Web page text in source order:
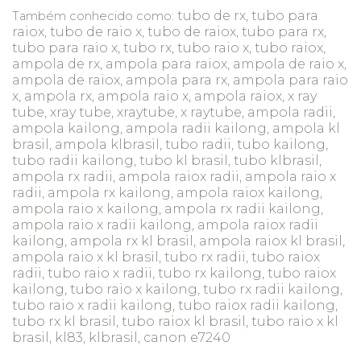
Também conhecido como: tubo de rx, tubo para
raiox, tubo de raio x, tubo de raiox, tubo para rx,
tubo para raio x, tubo rx, tubo raio x, tubo raiox,
ampola de rx, ampola para raiox, ampola de raio x,
ampola de raiox, ampola para rx, ampola para raio
x, ampola rx, ampola raio x, ampola raiox, x ray
tube, xray tube, xraytube, x raytube, ampola radii,
ampola kailong, ampola radii kailong, ampola kl
brasil, ampola klbrasil, tubo radii, tubo kailong,
tubo radii kailong, tubo kl brasil, tubo klbrasil,
ampola rx radii, ampola raiox radii, ampola raio x
radii, ampola rx kailong, ampola raiox kailong,
ampola raio x kailong, ampola rx radii kailong,
ampola raio x radii kailong, ampola raiox radii
kailong, ampola rx kl brasil, ampola raiox kl brasil,
ampola raio x kl brasil, tubo rx radii, tubo raiox
radii, tubo raio x radii, tubo rx kailong, tubo raiox
kailong, tubo raio x kailong, tubo rx radii kailong,
tubo raio x radii kailong, tubo raiox radii kailong,
tubo rx kl brasil, tubo raiox kl brasil, tubo raio x kl
brasil, kl83, klbrasil, canon e7240